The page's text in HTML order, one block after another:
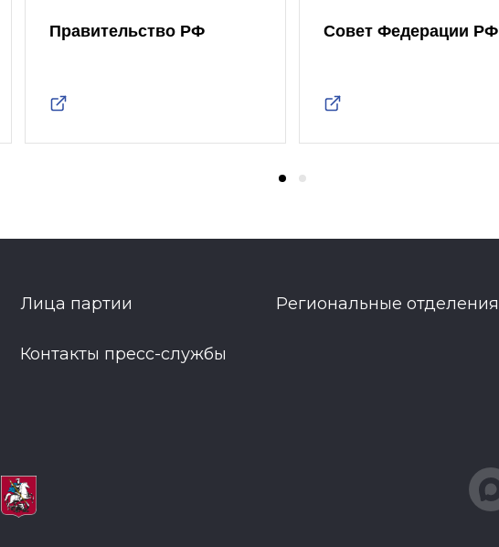
Правительство РФ Совет Федерации РФ
Лица партии Региональные отделения
Контакты пресс-службы